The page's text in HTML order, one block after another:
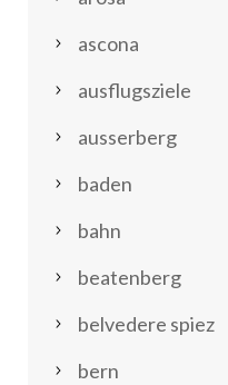
ascona
ausflugsziele
ausserberg
baden
bahn
beatenberg
belvedere spiez
bern